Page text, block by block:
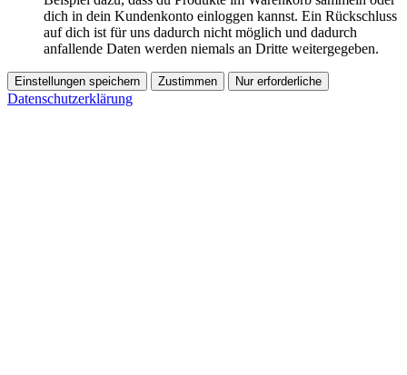
dich in dein Kundenkonto einloggen kannst. Ein Rückschluss
auf dich ist für uns dadurch nicht möglich und dadurch
anfallende Daten werden niemals an Dritte weitergegeben.
Einstellungen speichern Zustimmen Nur erforderliche
Datenschutzerklärung